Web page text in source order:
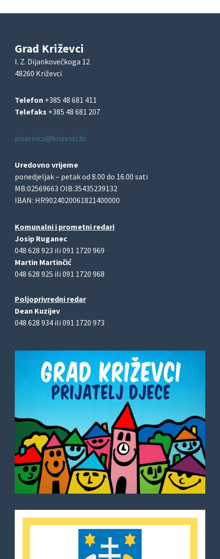
Grad Križevci
I. Z. Dijankovečkoga 12
48260 Križevci
Telefon +385 48 681 411
Telefaks +385 48 681 207
pisarnica@krizevci.hr
Uredovno vrijeme
ponedjeljak – petak od 8.00 do 16.00 sati
MB:02569663 OIB:35435239132
IBAN: HR9024020061821400000
Komunalni i prometni redari
Josip Ruganec
048 628 923 ili 091 1720 969
Martin Martinčić
048 628 925 ili 091 1720 968
Poljoprivredni redar
Dean Kuzijev
048 628 934 ili 091 1720 973